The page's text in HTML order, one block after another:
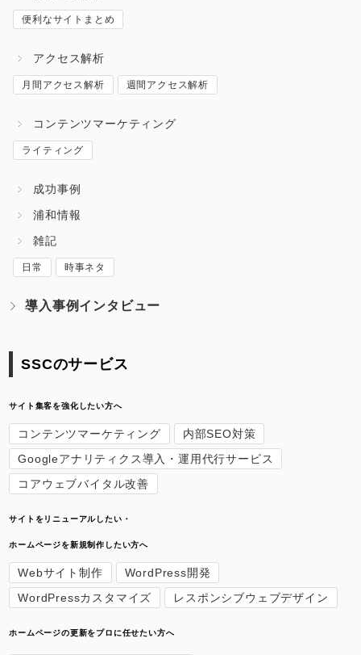
便利なサイトまとめ
アクセス解析
月間アクセス解析 週間アクセス解析
コンテンツマーケティング
ライティング
成功事例
浦和情報
雑記
日常 時事ネタ
導入事例インタビュー
SSCのサービス
サイト集客を強化したい方へ
コンテンツマーケティング
内部SEO対策
Googleアナリティクス導入・運用代行サービス
コアウェブバイタル改善
サイトをリニューアルしたい・
ホームページを新規制作したい方へ
Webサイト制作
WordPress開発
WordPressカスタマイズ
レスポンシブウェブデザイン
ホームページの更新をプロに任せたい方へ